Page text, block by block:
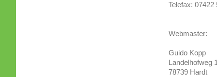
Telefax: 07422
Webmaster:
Guido Kopp
Landelhofweg
78739 Hardt